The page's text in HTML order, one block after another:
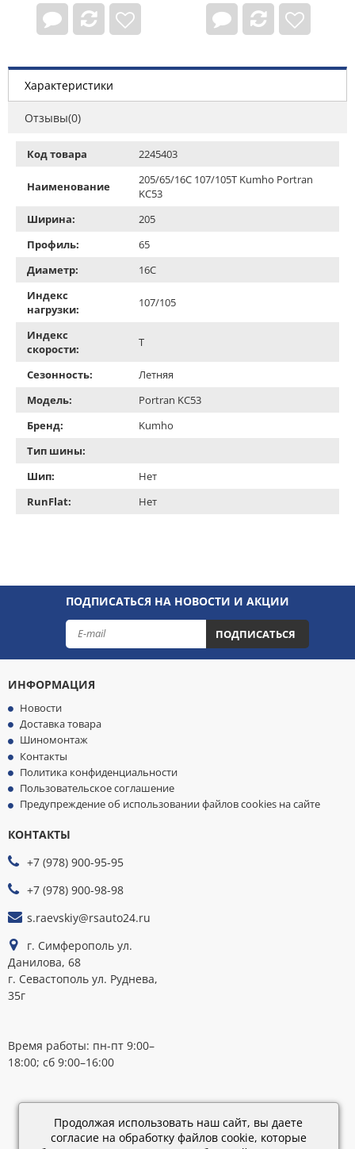
Характеристики
Отзывы(0)
Код товара 2245403
Наименование
205/65/16C 107/105T Kumho Portran
KC53
Ширина:
205
Профиль:
65
Диаметр:
16C
Индекс
нагрузки:
107/105
Индекс
скорости:
T
Сезонность:
Летняя
Модель:
Portran KC53
Бренд:
Kumho
Тип шины:
Шип:
Нет
RunFlat:
Нет
ПОДПИСАТЬСЯ НА НОВОСТИ И АКЦИИ
ПОДПИСАТЬСЯ
ИНФОРМАЦИЯ
Новости
Доставка товара
Шиномонтаж
Контакты
Политика конфиденциальности
Пользовательское соглашение
Предупреждение об использовании файлов cookies на сайте
КОНТАКТЫ
+7 (978) 900-95-95
+7 (978) 900-98-98
s.raevskiy@rsauto24.ru
г. Симферополь ул.
Данилова, 68
г. Севастополь ул. Руднева,
35г
Время работы: пн-пт 9:00–
18:00; сб 9:00–16:00
Каталог
28.02.2019
15:45
Продолжая использовать наш сайт, вы даете
согласие на обработку файлов cookie, которые